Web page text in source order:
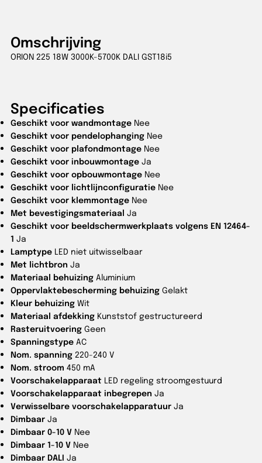
Omschrijving
ORION 225 18W 3000K-5700K DALI GST18i5
Specificaties
Geschikt voor wandmontage Nee
Geschikt voor pendelophanging Nee
Geschikt voor plafondmontage Nee
Geschikt voor inbouwmontage Ja
Geschikt voor opbouwmontage Nee
Geschikt voor lichtlijnconfiguratie Nee
Geschikt voor klemmontage Nee
Met bevestigingsmateriaal Ja
Geschikt voor beeldschermwerkplaats volgens EN 12464-
1 Ja
Lamptype LED niet uitwisselbaar
Met lichtbron Ja
Materiaal behuizing Aluminium
Oppervlaktebescherming behuizing Gelakt
Kleur behuizing Wit
Materiaal afdekking Kunststof gestructureerd
Rasteruitvoering Geen
Spanningstype AC
Nom. spanning 220-240 V
Nom. stroom 450 mA
Voorschakelapparaat LED regeling stroomgestuurd
Voorschakelapparaat inbegrepen Ja
Verwisselbare voorschakelapparatuur Ja
Dimbaar Ja
Dimbaar 0-10 V Nee
Dimbaar 1-10 V Nee
Dimbaar DALI Ja